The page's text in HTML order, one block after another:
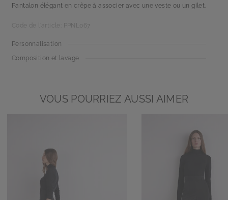
Pantalon élégant en crêpe à associer avec une veste ou un gilet.
Code de l'article: PPNL067
Personnalisation
Composition et lavage
VOUS POURRIEZ AUSSI AIMER